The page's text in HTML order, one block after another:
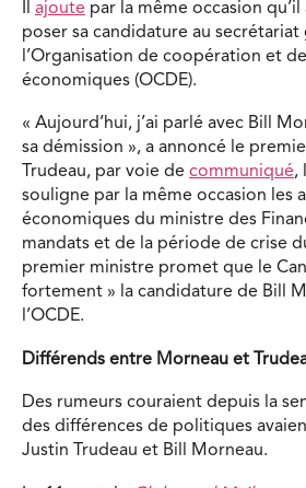
ajoute par la même occasion
poser sa candidature au secrétariat
l’Organisation de coopération et
économiques (OCDE).
« Aujourd’hui, j’ai parlé avec Bill
sa démission », a annoncé le
Trudeau, par voie de communiqué,
souligne par la même occasion les
économiques du ministre des
mandats et de la période de crise
premier ministre promet que le
fortement » la candidature de Bill
l’OCDE.
Différends entre Morneau et
Des rumeurs couraient depuis la
des différences de politiques
Justin Trudeau et Bill Morneau.